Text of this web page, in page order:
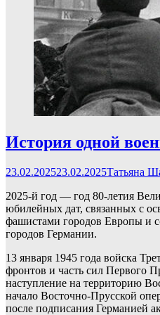
История одной
23.02.202523.02.2025Татьяна
2025-й год — год 80-летия
юбилейных дат, связанных с
фашистами городов Европы и
городов Германии.
13 января 1945 года войска
фронтов и часть сил Первого
наступление на территорию
начало Восточно-Прусской
после подписания Германией